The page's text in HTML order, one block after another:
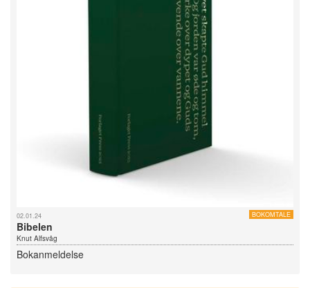
02.01.24 BOKOMTALE
Bibelen
Knut Alfsvåg
Bokanmeldelse